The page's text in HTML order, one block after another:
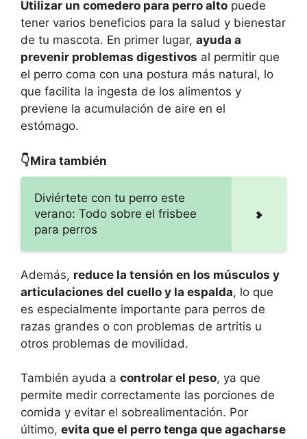
Utilizar un comedero para perro alto puede
tener varios beneficios para la salud y bienestar
de tu mascota. En primer lugar, ayuda a
prevenir problemas digestivos al permitir que
el perro coma con una postura más natural, lo
que facilita la ingesta de los alimentos y
previene la acumulación de aire en el
estómago.
👇Mira también
Diviértete con tu perro este
verano: Todo sobre el frisbee
para perros
Además, reduce la tensión en los músculos y
articulaciones del cuello y la espalda, lo que
es especialmente importante para perros de
razas grandes o con problemas de artritis u
otros problemas de movilidad.
También ayuda a controlar el peso, ya que
permite medir correctamente las porciones de
comida y evitar el sobrealimentación. Por
último, evita que el perro tenga que agacharse